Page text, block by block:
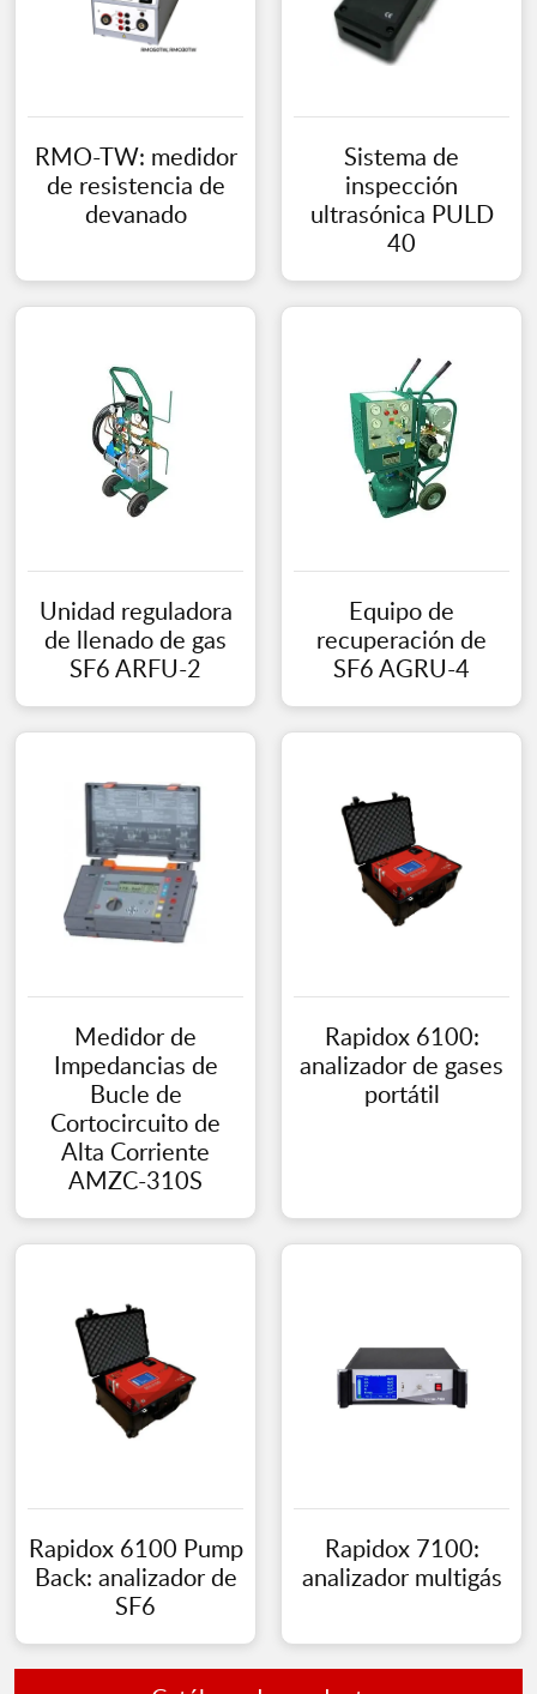
RMO-TW: medidor
de resistencia de
devanado
Sistema de
inspección
ultrasónica PULD
40
Unidad reguladora
de llenado de gas
SF6 ARFU-2
Equipo de
recuperación de
SF6 AGRU-4
Medidor de
Impedancias de
Bucle de
Cortocircuito de
Alta Corriente
AMZC-310S
Rapidox 6100:
analizador de gases
portátil
Rapidox 6100 Pump
Back: analizador de
SF6
Rapidox 7100:
analizador multigás